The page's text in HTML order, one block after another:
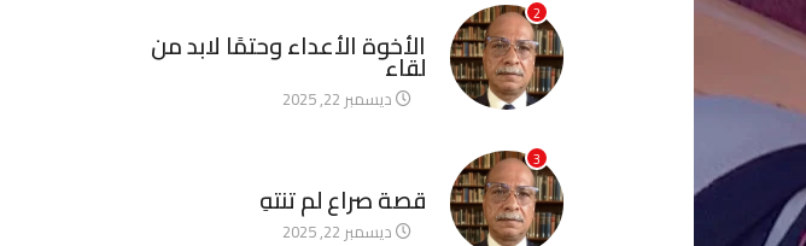
2
الأخوة الأعداء وحتمًا لابد من
لقاء
ديسمبر 22, 2025
3
قصة صراع لم تنتهِ
ديسمبر 22, 2025